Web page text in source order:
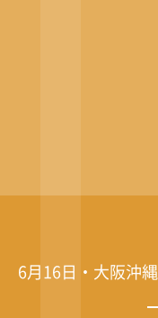
6月16日・大阪沖